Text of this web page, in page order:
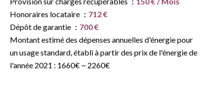
Honoraires locataire
712 €
Dépôt de garantie
700 €
Montant estimé des dépenses annuelles d'énergie pour
un usage standard, établi à partir des prix de l'énergie de
l'année 2021 : 1660€ ~ 2260€